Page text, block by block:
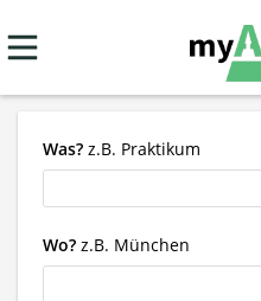
Was? z.B. Praktikum
Wo? z.B. München